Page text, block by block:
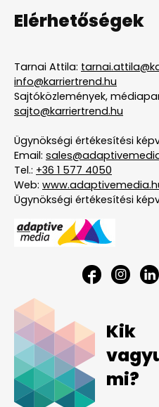
Elérhetőségek
Tarnai Attila:
info@karriertrend.hu
Sajtóközlemények,
sajto@karriertrend.hu
Ügynökségi értékesítési
Email:
Tel.: +36 1 577 4050
Web:
Ügynökségi értékesítési
Kik
mi?